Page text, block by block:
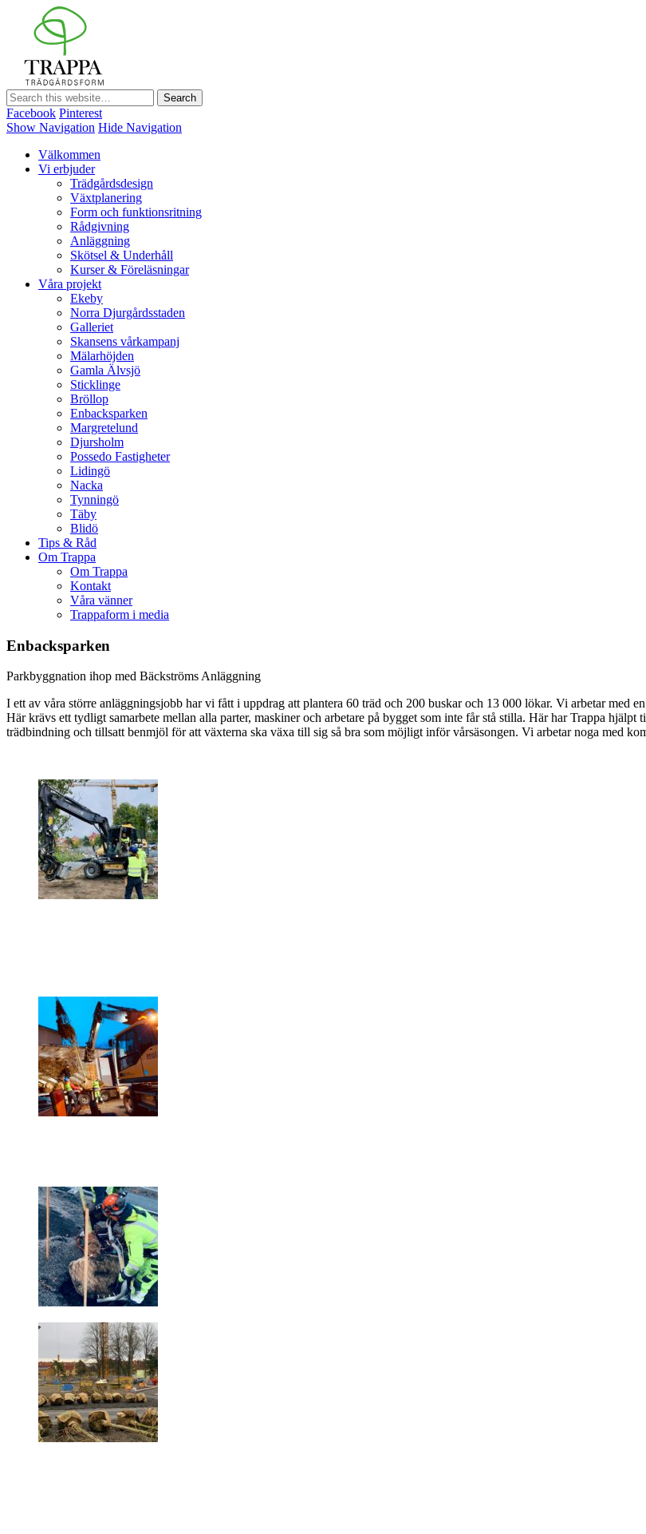
Facebook Pinterest
Show Navigation Hide Navigation
Välkommen
Vi erbjuder
Trädgårdsdesign
Växtplanering
Form och funktionsritning
Rådgivning
Anläggning
Skötsel & Underhåll
Kurser & Föreläsningar
Våra projekt
Ekeby
Norra Djurgårdsstaden
Galleriet
Skansens vårkampanj
Mälarhöjden
Gamla Älvsjö
Sticklinge
Bröllop
Enbacksparken
Margretelund
Djursholm
Possedo Fastigheter
Lidingö
Nacka
Tynningö
Täby
Blidö
Tips & Råd
Om Trappa
Om Trappa
Kontakt
Våra vänner
Trappaform i media
Enbacksparken
Parkbyggnation ihop med Bäckströms Anläggning
I ett av våra större anläggningsjobb har vi fått i uppdrag att plantera 60 träd och 200 buskar och 13 000 lökar. Vi arbetar med
Här krävs ett tydligt samarbete mellan alla parter, maskiner och arbetare på bygget som inte får stå stilla. Här har Trappa
trädbindning och tillsatt benmjöl för att växterna ska växa till sig så bra som möjligt inför vårsäsongen. Vi arbetar noga med